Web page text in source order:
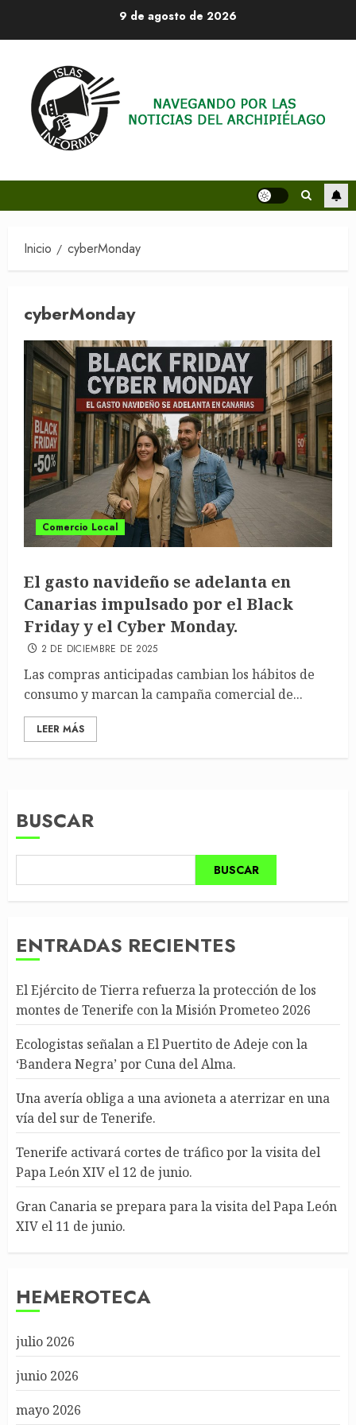
9 de agosto de 2026
Inicio cyberMonday
cyberMonday
Comercio Local
El gasto navideño se adelanta en
Canarias impulsado por el Black
Friday y el Cyber Monday.
2 DE DICIEMBRE DE 2025
Las compras anticipadas cambian los hábitos de
consumo y marcan la campaña comercial de...
LEER MÁS
BUSCAR
BUSCAR
ENTRADAS RECIENTES
El Ejército de Tierra refuerza la protección de los
montes de Tenerife con la Misión Prometeo 2026
Ecologistas señalan a El Puertito de Adeje con la
‘Bandera Negra’ por Cuna del Alma.
Una avería obliga a una avioneta a aterrizar en una
vía del sur de Tenerife.
Tenerife activará cortes de tráfico por la visita del
Papa León XIV el 12 de junio.
Gran Canaria se prepara para la visita del Papa León
XIV el 11 de junio.
HEMEROTECA
julio 2026
junio 2026
mayo 2026